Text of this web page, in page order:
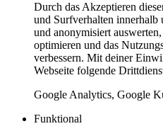
Durch das Akzeptieren
und Surfverhalten innerhalb
und anonymisiert
optimieren und das
verbessern. Mit deiner
Webseite folgende
Google Analytics, Google
Funktional